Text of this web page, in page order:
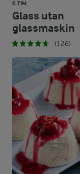
6 TIM
Glass utan
glassmaskin
(126)